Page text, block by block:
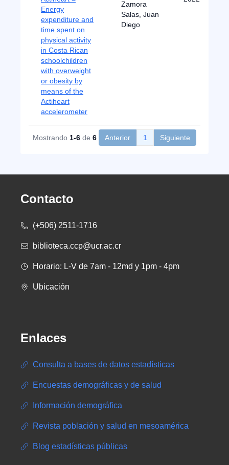
Energy
expenditure and
time spent on
physical activity
in Costa Rican
schoolchildren
with overweight
or obesity by
means of the
Actiheart
accelerometer
Zamora
Salas, Juan
Diego
Mostrando 1-6 de 6 Anterior 1 Siguiente
Contacto
(+506) 2511-1716
biblioteca.ccp@ucr.ac.cr
Horario: L-V de 7am - 12md y 1pm - 4pm
Ubicación
Enlaces
Consulta a bases de datos estadísticas
Encuestas demográficas y de salud
Información demográfica
Revista población y salud en mesoamérica
Blog estadísticas públicas